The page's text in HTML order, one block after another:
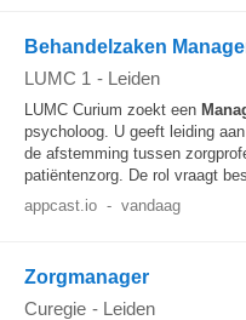
Behandelzaken
LUMC 1 - Leiden
LUMC Curium zoekt een
psycholoog. U geeft leiding
de afstemming tussen
patiëntenzorg. De rol vraagt
appcast.io - vandaag
Zorgmanager
Curegie - Leiden